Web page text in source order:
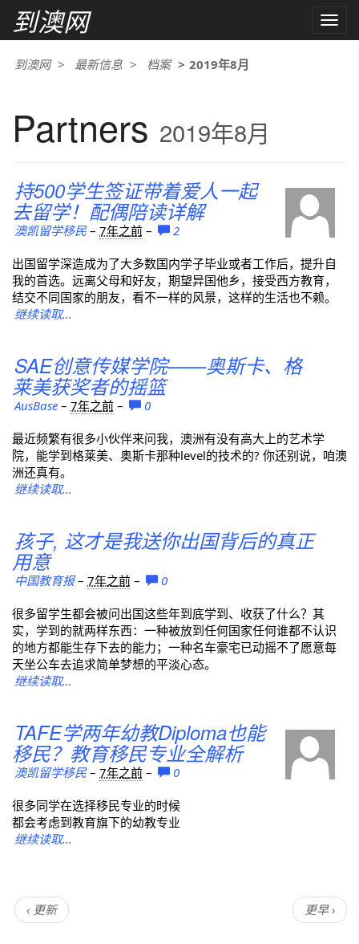
到澳网
Toggle
到澳网 最新信息 档案 2019年8月
Partners 2019年8月
持500学生签证带着爱人一起
去留学！配偶陪读详解
澳凯留学移民– 7年之前 – 2
出国留学深造成为了大多数国内学子毕业或者工作后，提升自
我的首选。远离父母和好友，期望异国他乡，接受西方教育，
结交不同国家的朋友，看不一样的风景，这样的生活也不赖。
继续读取...
SAE创意传媒学院——奥斯卡、格
莱美获奖者的摇篮
AusBase – 7年之前 – 0
最近频繁有很多小伙伴来问我，澳洲有没有高大上的艺术学
院，能学到格莱美、奥斯卡那种level的技术的? 你还别说，咱澳
洲还真有。
继续读取...
孩子, 这才是我送你出国背后的真正
用意
中国教育报– 7年之前 – 0
很多留学生都会被问出国这些年到底学到、收获了什么？其
实，学到的就两样东西：一种被放到任何国家任何谁都不认识
的地方都能生存下去的能力；一种名车豪宅已动摇不了愿意每
天坐公车去追求简单梦想的平淡心态。
继续读取...
TAFE学两年幼教Diploma也能
移民？教育移民专业全解析
澳凯留学移民– 7年之前 – 0
很多同学在选择移民专业的时候
都会考虑到教育旗下的幼教专业
继续读取...
‹ 更新 更早 ›